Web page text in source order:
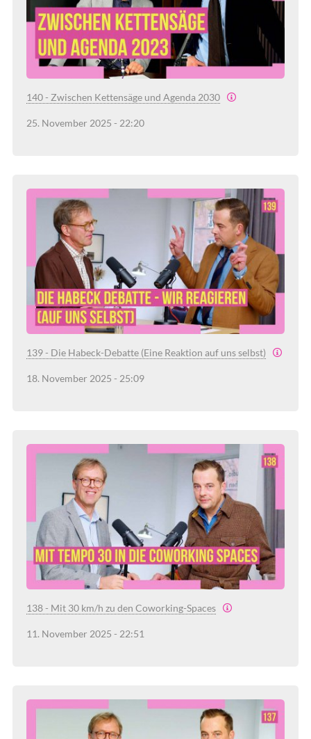
140 - Zwischen Kettensäge und Agenda 2030
25. November 2025 - 22:20
139 - Die Habeck-Debatte (Eine Reaktion auf uns selbst)
18. November 2025 - 25:09
138 - Mit 30 km/h zu den Coworking-Spaces
11. November 2025 - 22:51